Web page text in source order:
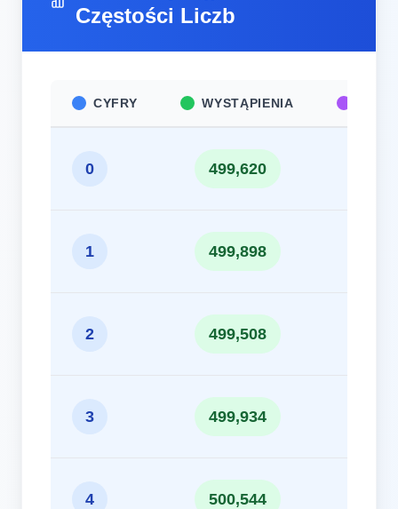
Częstości Liczb
CYFRY WYSTĄPIENIA
0 499,620
1 499,898
2 499,508
3 499,934
4 500,544